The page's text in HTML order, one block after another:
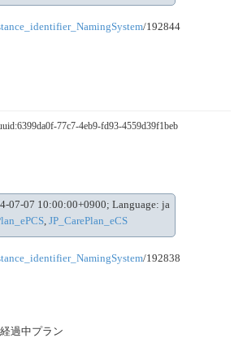
/192844
77c7-4eb9-fd93-4559d39f1beb
07-07 10:00:00+0900; Language: ja
, JP_CarePlan_eCS
/192838
過中プラン